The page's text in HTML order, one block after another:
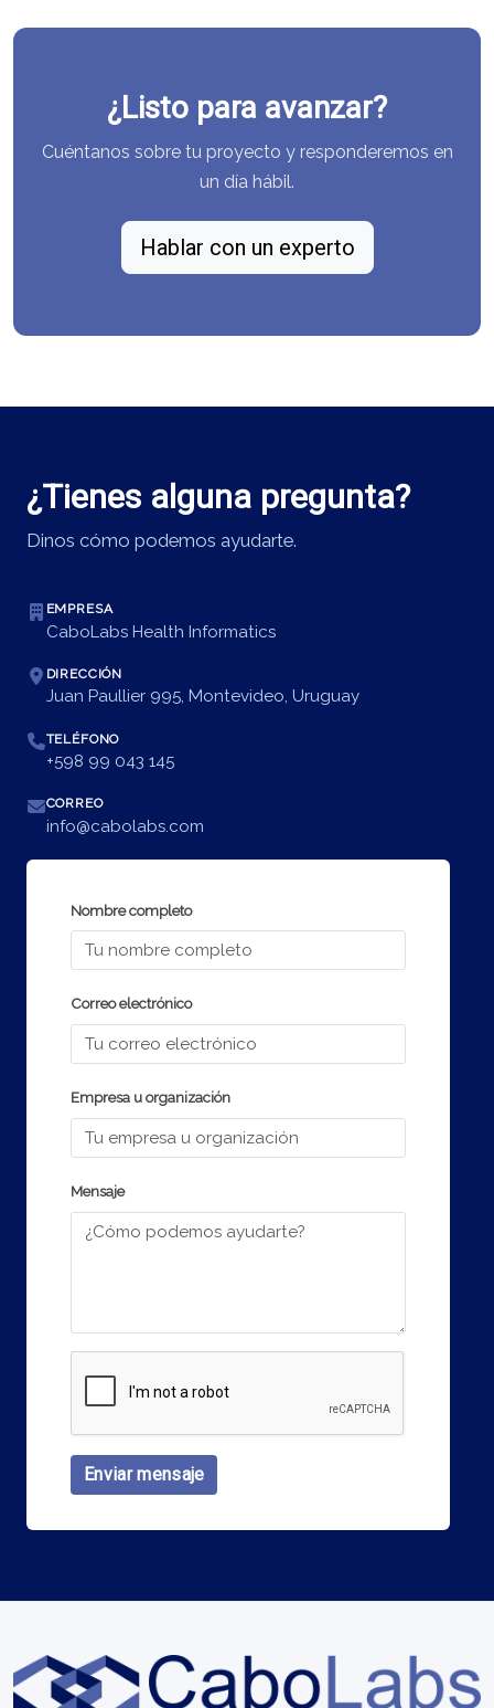
¿Listo para avanzar?
Cuéntanos sobre tu proyecto y responderemos en
un día hábil.
Hablar con un experto
¿Tienes alguna pregunta?
Dinos cómo podemos ayudarte.
EMPRESA
CaboLabs Health Informatics
DIRECCIÓN
Juan Paullier 995, Montevideo, Uruguay
TELÉFONO
+598 99 043 145
CORREO
info@cabolabs.com
Nombre completo
Correo electrónico
Empresa u organización
Mensaje
Enviar mensaje